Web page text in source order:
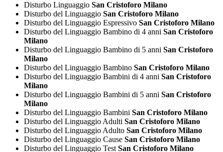
Disturbo Linguaggio San Cristoforo Milano
Disturbo del Linguaggio San Cristoforo Milano
Disturbo del Linguaggio Espressivo San Cristoforo Milano
Disturbo del Linguaggio Bambino di 4 anni San Cristoforo
Milano
Disturbo del Linguaggio Bambino di 5 anni San Cristoforo
Milano
Disturbo del Linguaggio Bambino San Cristoforo Milano
Disturbo del Linguaggio Bambini di 4 anni San Cristoforo
Milano
Disturbo del Linguaggio Bambini di 5 anni San Cristoforo
Milano
Disturbo del Linguaggio Bambini San Cristoforo Milano
Disturbo del Linguaggio Adulti San Cristoforo Milano
Disturbo del Linguaggio Adulto San Cristoforo Milano
Disturbo del Linguaggio Cause San Cristoforo Milano
Disturbo del Linguaggio Test San Cristoforo Milano